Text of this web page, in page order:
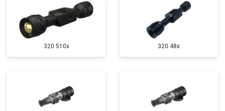
320 510x 320 48x